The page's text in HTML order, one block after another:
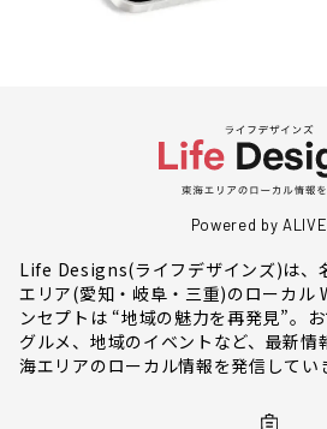
Powered by ALIVE
Life Designs(ライフデザインズ)は、
エリア(愛知・岐阜・三重)のローカル
ンセプトは “地域の魅力を再発見”。
グルメ、地域のイベントなど、最新情
海エリアのローカル情報を発信してい